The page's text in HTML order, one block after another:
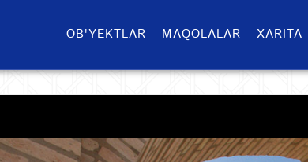
OB'YEKTLAR​ MAQOLALAR XARITA